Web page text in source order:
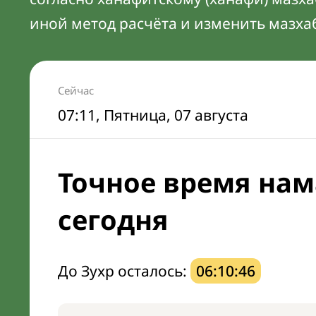
иной метод расчёта и изменить
Сейчас
07:11, Пятница, 07 августа
Точное время
сегодня
До Зухр осталось: 06:10:45